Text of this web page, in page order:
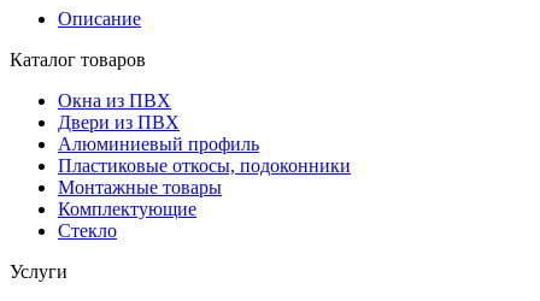
Описание
Каталог товаров
Окна из ПВХ
Двери из ПВХ
Алюминиевый профиль
Пластиковые откосы, подоконники
Монтажные товары
Комплектующие
Стекло
Услуги